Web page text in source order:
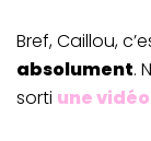
Bref, Caillou,
absolument.
sorti une vidéo